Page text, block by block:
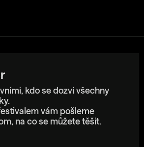
kdo se dozví všechny
vám pošleme
na co se můžete těšit.